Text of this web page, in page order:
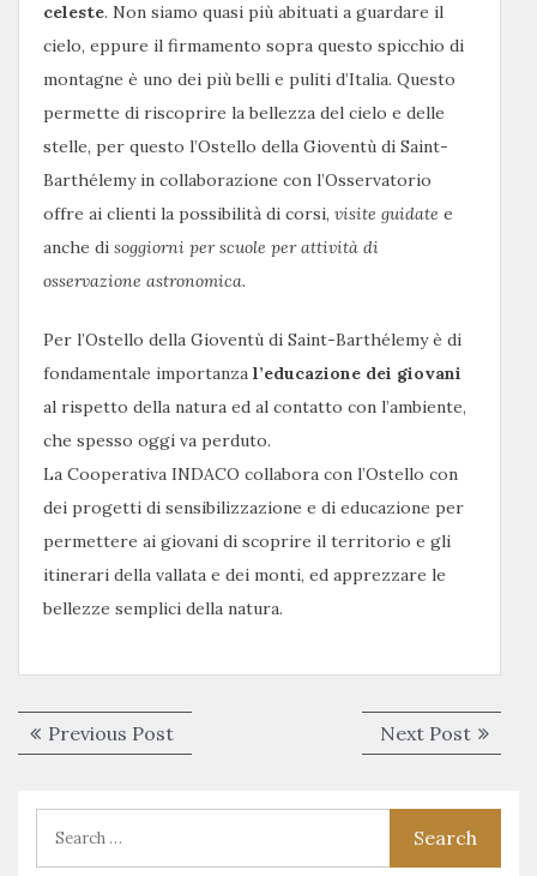
celeste. Non siamo quasi più abituati a guardare il
cielo, eppure il firmamento sopra questo spicchio di
montagne è uno dei più belli e puliti d’Italia. Questo
permette di riscoprire la bellezza del cielo e delle
stelle, per questo l’Ostello della Gioventù di Saint-
Barthélemy in collaborazione con l’Osservatorio
offre ai clienti la possibilità di corsi, visite guidate e
anche di soggiorni per scuole per attività di
osservazione astronomica.
Per l’Ostello della Gioventù di Saint-Barthélemy è di
fondamentale importanza l’educazione dei giovani
al rispetto della natura ed al contatto con l’ambiente,
che spesso oggi va perduto.
La Cooperativa INDACO collabora con l’Ostello con
dei progetti di sensibilizzazione e di educazione per
permettere ai giovani di scoprire il territorio e gli
itinerari della vallata e dei monti, ed apprezzare le
bellezze semplici della natura.
Navigazione
articoli
Previous PostPrevious
post:
Next PostNext
post: